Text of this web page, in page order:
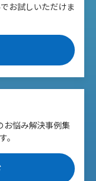
お試しいただけま
お悩み解決事例集
。